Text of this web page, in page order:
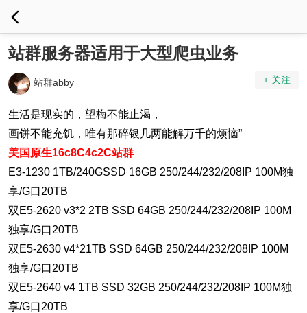
站群服务器适用于大型爬虫业务
站群abby + 关注
生活是现实的，望梅不能止渴，
画饼不能充饥，唯有那碎银几两能解万千的烦恼”
美国原生16c8C4c2C站群
E3-1230 1TB/240GSSD 16GB 250/244/232/208IP 100M独
享/G口20TB
双E5-2620 v3*2 2TB SSD 64GB 250/244/232/208IP 100M
独享/G口20TB
双E5-2630 v4*21TB SSD 64GB 250/244/232/208IP 100M
独享/G口20TB
双E5-2640 v4 1TB SSD 32GB 250/244/232/208IP 100M独
享/G口20TB